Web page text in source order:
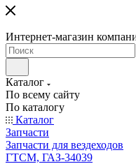
Интернет-магазин
Каталог
По всему сайту
По каталогу
Каталог
Запчасти
Запчасти для вездеходов
ГТСМ, ГАЗ-34039